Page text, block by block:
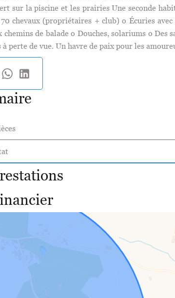
sur la piscine et les prairies Une seconde
chevaux (propriétaires + club) o Écuries avec
de balade o Douches, solariums o Des
perte de vue. Un havre de paix pour les